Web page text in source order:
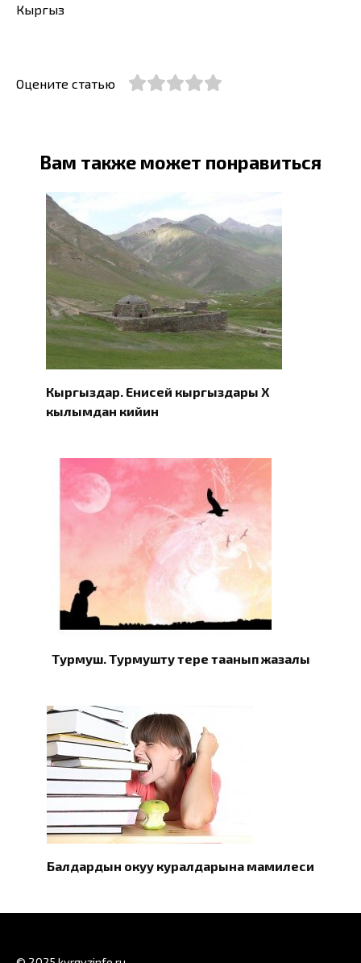
Кыргыз
Оцените статью
Вам также может понравиться
Кыргыздар. Eнисей кыргыздары X
кылымдан кийин
Турмуш. Турмушту терең таанып жазалы
Балдардын окуу куралдарына мамилеси